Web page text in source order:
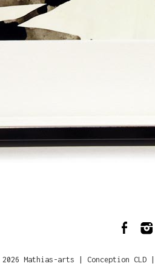
Mathias-arts Conception CLD|